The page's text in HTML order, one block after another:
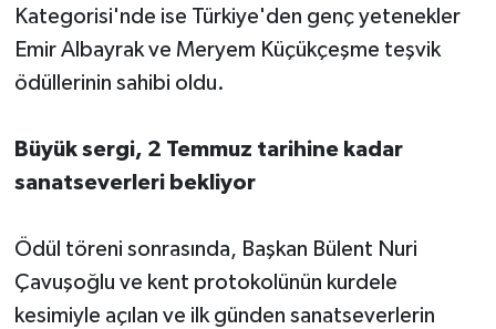
Kategorisi'nde ise Türkiye'den genç yetenekler
Emir Albayrak ve Meryem Küçükçeşme teşvik
ödüllerinin sahibi oldu.
Büyük sergi, 2 Temmuz tarihine kadar
sanatseverleri bekliyor
Ödül töreni sonrasında, Başkan Bülent Nuri
Çavuşoğlu ve kent protokolünün kurdele
kesimiyle açılan ve ilk günden sanatseverlerin